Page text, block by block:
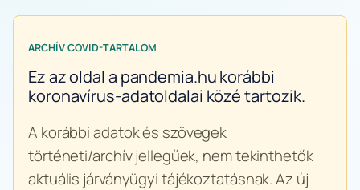
ARCHÍV COVID-TARTALOM
Ez az oldal a pandemia.hu korábbi
koronavírus-adatoldalai közé tartozik.
A korábbi adatok és szövegek
történeti/archív jellegűek, nem tekinthetők
aktuális járványügyi tájékoztatásnak. Az új